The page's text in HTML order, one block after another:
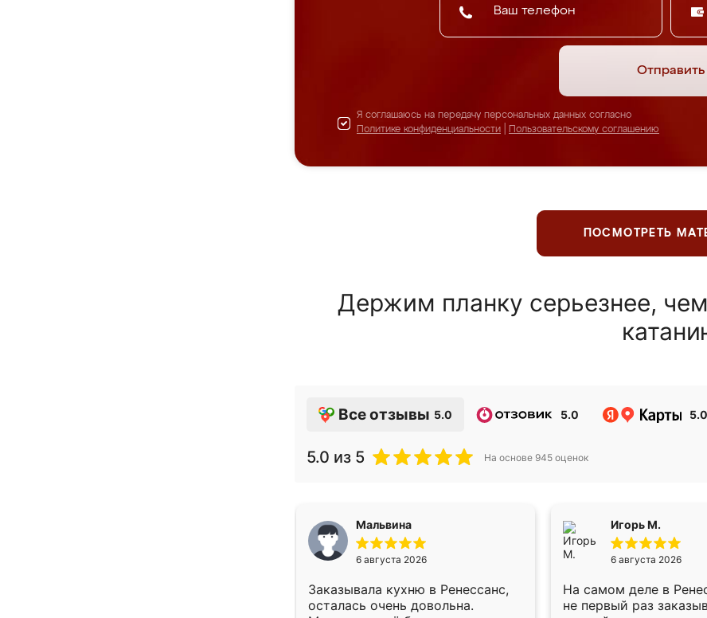
Отправить
Я соглашаюсь на передачу персональных данных согласно
Политике конфиденциальности
Пользовательскому соглашению
ПОСМОТРЕТЬ
Держим планку серьезнее,
Все отзывы 5.0 5.0 5.0
5.0 из 5 На основе 945 оценок
Мальвина
6 августа 2026
Заказывала кухню в Ренессанс,
осталась очень довольна.
Игорь М.
6 августа 2026
На самом деле в
не первый раз